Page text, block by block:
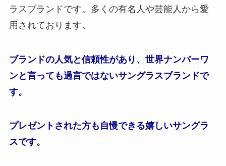
ラスブランドです。多くの有名人や芸能人から愛
用されております。
ブランドの人気と信頼性があり、世界ナンバーワ
ンと言っても過言ではないサングラスブランドで
す。
プレゼントされた方も自慢できる嬉しいサングラ
スです。